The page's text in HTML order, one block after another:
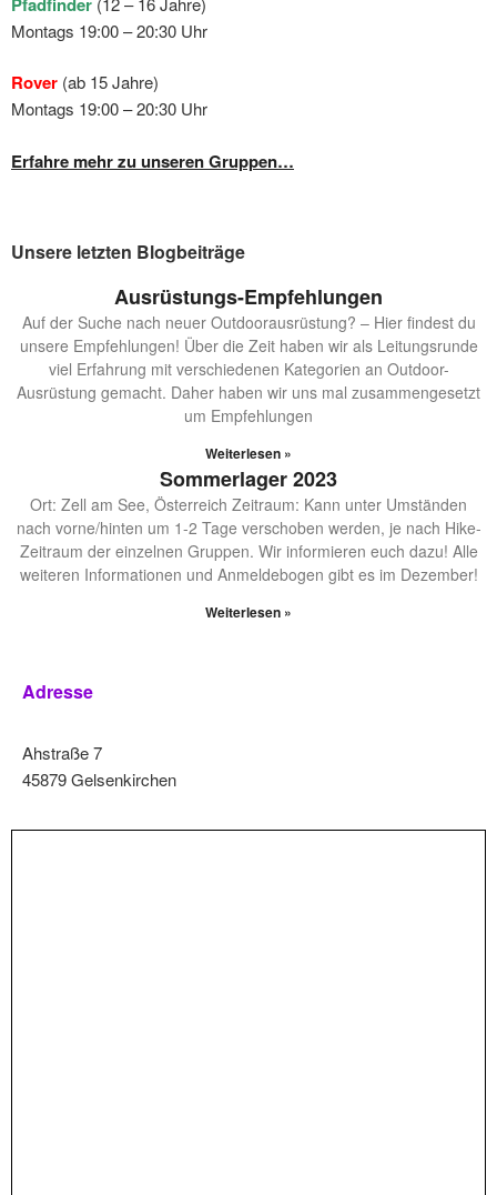
Montags 19:00 – 20:30 Uhr
Rover (ab 15 Jahre)
Montags 19:00 – 20:30 Uhr
Erfahre mehr zu unseren Gruppen…
Unsere letzten Blogbeiträge
Ausrüstungs-Empfehlungen
Auf der Suche nach neuer Outdoorausrüstung? – Hier findest du
unsere Empfehlungen! Über die Zeit haben wir als Leitungsrunde
viel Erfahrung mit verschiedenen Kategorien an Outdoor-
Ausrüstung gemacht. Daher haben wir uns mal zusammengesetzt
um Empfehlungen
Weiterlesen »
Sommerlager 2023
Ort: Zell am See, Österreich Zeitraum: Kann unter Umständen
nach vorne/hinten um 1-2 Tage verschoben werden, je nach Hike-
Zeitraum der einzelnen Gruppen. Wir informieren euch dazu! Alle
weiteren Informationen und Anmeldebogen gibt es im Dezember!
Weiterlesen »
Adresse
Ahstraße 7
45879 Gelsenkirchen